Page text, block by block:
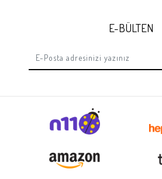
E-BÜLTEN